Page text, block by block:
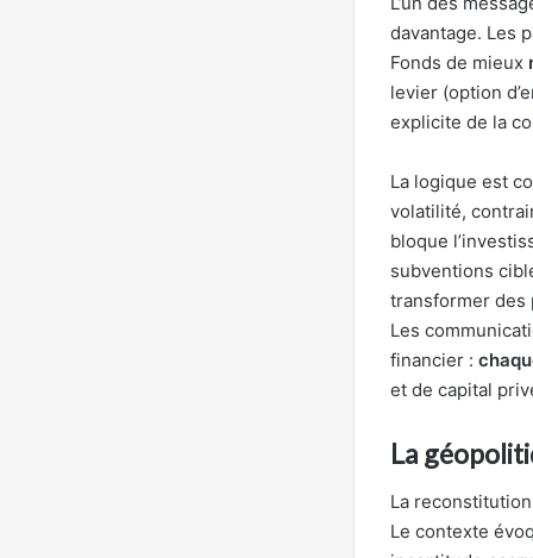
davantage. Les
Fonds de mieux
levier (option
explicite de la
La logique est
volatilité,
bloque
subventions
transformer des
Les
financier :
et de capital
La
La
Le contexte